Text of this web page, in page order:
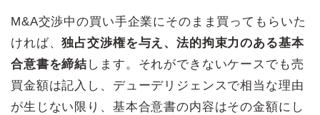
M&A交渉中の買い手企業にそのまま買ってもらいた
ければ、独占交渉権を与え、法的拘束力のある基本
合意書を締結 します。それができないケースでも売
買金額は記入し、デューデリジェンスで相当な理由
が生じない限り、基本合意書の内容はその金額にし